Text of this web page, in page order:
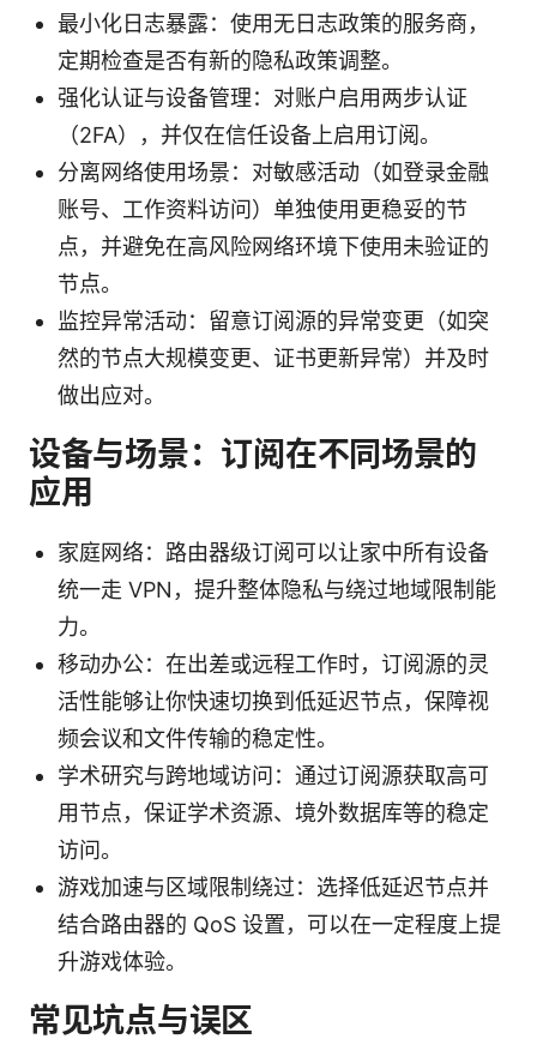
最小化日志暴露：使用无日志政策的服务商，
定期检查是否有新的隐私政策调整。
强化认证与设备管理：对账户启用两步认证
（2FA），并仅在信任设备上启用订阅。
分离网络使用场景：对敏感活动（如登录金融
账号、工作资料访问）单独使用更稳妥的节
点，并避免在高风险网络环境下使用未验证的
节点。
监控异常活动：留意订阅源的异常变更（如突
然的节点大规模变更、证书更新异常）并及时
做出应对。
设备与场景：订阅在不同场景的
应用
家庭网络：路由器级订阅可以让家中所有设备
统一走 VPN，提升整体隐私与绕过地域限制能
力。
移动办公：在出差或远程工作时，订阅源的灵
活性能够让你快速切换到低延迟节点，保障视
频会议和文件传输的稳定性。
学术研究与跨地域访问：通过订阅源获取高可
用节点，保证学术资源、境外数据库等的稳定
访问。
游戏加速与区域限制绕过：选择低延迟节点并
结合路由器的 QoS 设置，可以在一定程度上提
升游戏体验。
常见坑点与误区